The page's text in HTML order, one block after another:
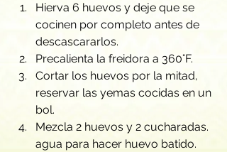
Hierva 6 huevos y deje que se
cocinen por completo antes de
descascararlos.
Precalienta la freidora a 360°F.
Cortar los huevos por la mitad,
reservar las yemas cocidas en un
bol.
Mezcla 2 huevos y 2 cucharadas.
agua para hacer huevo batido.